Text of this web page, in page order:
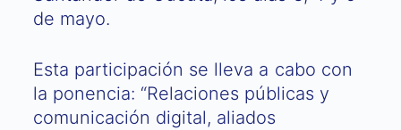
de mayo.
Esta participación se lleva a cabo con
la ponencia: “Relaciones públicas y
comunicación digital, aliados